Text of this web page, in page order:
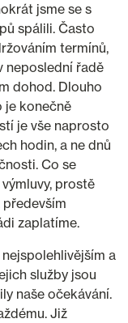
jsme se s
spálili. Často
termínů,
neposlední řadě
dohod. Dlouho
je konečně
je vše naprosto
hodin, a ne dnů
Co se
prostě
zaplatíme.
a
služby jsou
naše očekávání.
Již